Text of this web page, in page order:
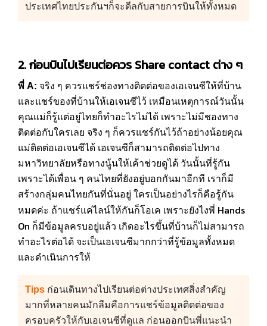
ประเทศไทยประกันฯก็จะดีลกับสายการบินให้ทั้งหมด
2.ก่อนบินไปเรียนต่อควร Share contact ต่าง ๆ
พี่ A: จริง ๆ ควรแชร์ช่องทางติดต่อของเอเจนซีให้ที่บ้าน
และแชร์ของที่บ้านให้เอเจนซีไว้ เหมือนเหตุการณ์วันนั้น
คุณแม่ก็รู้แต่อยู่ไทยก็ทำอะไรไม่ได้ เพราะไม่มีชองทาง
ติดต่อกับใครเลย จริง ๆ ก็ควรแชร์กันไว้ถ้าอย่างน้อยคุณ
แม่ติดต่อเอเจนซีได้ เอเจนซีก็สามารถติดต่อไปทาง
มหาวิทยาลัยหรือทางนู้นให้เค้าช่วยดูได้ วันนั้นที่รู้กัน
เพราะได้เพื่อน ๆ คนไทยที่ยังอยู่บอกกันมาอีกที เราก็มี
สร้างกลุ่มคนไทยกันที่นั่นอยู่ ใครเป็นอย่างไรก็คือรู้กัน
หมดค่ะ ถ้าแชร์แค่ไลน์ให้กันก็โอเค เพราะยังไงพี่ Hands
On ก็มีข้อมูลครบอยู่แล้ว เกิดอะไรขึ้นที่บ้านก็ไม่สามารถ
ทำอะไรต่อได้ จะเป็นเอเจนซีมากกว่าที่รู้ข้อมูลทั้งหมด
และดำเนินการให้
Tips ก่อนเดินทางไปเรียนต่อต่างประเทศสิ่งสำคัญ
มากที่หลายคนมักลืมคือการแชร์ข้อมูลติดต่อของ
ครอบครัวให้กับเอเจนซีที่ดูแล ก่อนออกบินพี่แนะนำ